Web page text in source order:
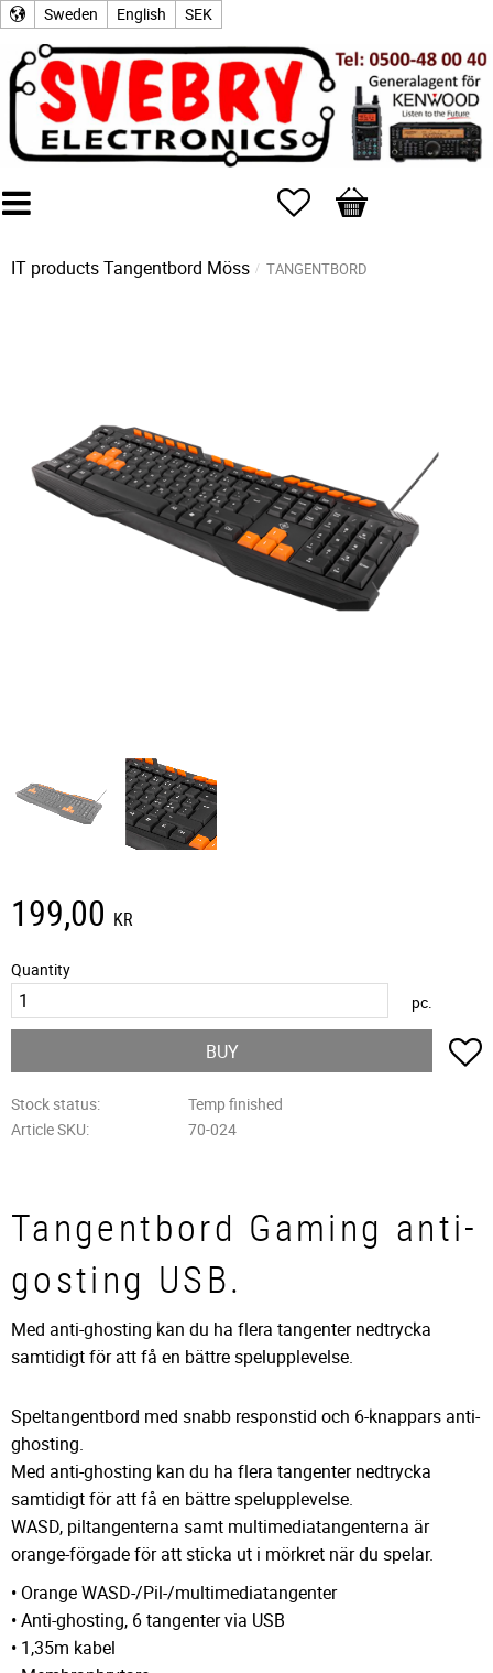
Sweden English SEK
Favorites
Basket
IT productsTangentbord Möss TANGENTBORD
199,00 KR
Quantity
pc.
BUY
Stock status
Temp finished
Article SKU
70-024
Tangentbord Gaming anti-
gosting USB.
Med anti-ghosting kan du ha flera tangenter nedtrycka
samtidigt för att få en bättre spelupplevelse.
Speltangentbord med snabb responstid och 6-knappars anti-
ghosting.
Med anti-ghosting kan du ha flera tangenter nedtrycka
samtidigt för att få en bättre spelupplevelse.
WASD, piltangenterna samt multimediatangenterna är
orange-förgade för att sticka ut i mörkret när du spelar.
• Orange WASD-/Pil-/multimediatangenter
• Anti-ghosting, 6 tangenter via USB
• 1,35m kabel